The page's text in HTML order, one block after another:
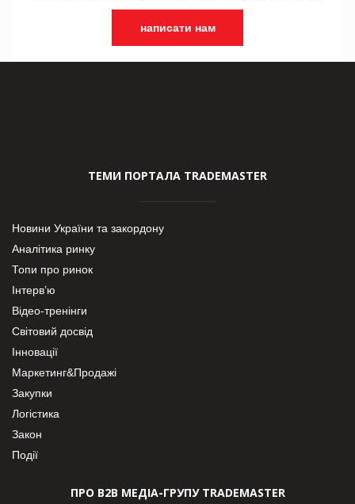
написати нам
ТЕМИ ПОРТАЛА TRADEMASTER
Новини України та закордону
Аналітика ринку
Топи про ринок
Інтерв’ю
Відео-тренінги
Світовий досвід
Інновації
Маркетинг&Продажі
Закупки
Логістика
Закон
Події
ПРО В2В МЕДІА-ГРУПУ TRADEMASTER